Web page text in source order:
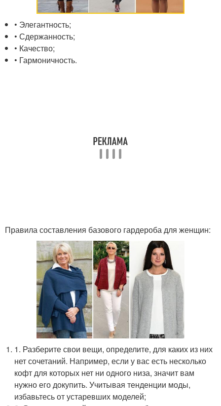
• Элегантность;
• Сдержанность;
• Качество;
• Гармоничность.
Правила составления базового гардероба для женщин:
1. Разберите свои вещи, определите, для каких из них
нет сочетаний. Например, если у вас есть несколько
кофт для которых нет ни одного низа, значит вам
нужно его докупить. Учитывая тенденции моды,
избавьтесь от устаревших моделей;